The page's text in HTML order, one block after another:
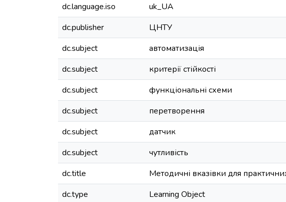
dc.language.iso
uk_UA
dc.publisher
ЦНТУ
dc.subject
автоматизація
dc.subject
критерії стійкості
dc.subject
функціональні схеми
dc.subject
перетворення
dc.subject
датчик
dc.subject
чутливість
dc.title
Методичні вказівки для
dc.type
Learning Object